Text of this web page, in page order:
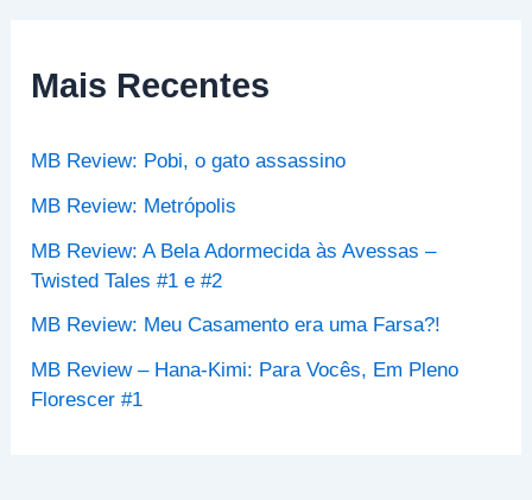
s
a
o
:
Mais Recentes
MB Review: Pobi, o gato assassino
MB Review: Metrópolis
MB Review: A Bela Adormecida às Avessas –
Twisted Tales #1 e #2
MB Review: Meu Casamento era uma Farsa?!
MB Review – Hana-Kimi: Para Vocês, Em Pleno
Florescer #1